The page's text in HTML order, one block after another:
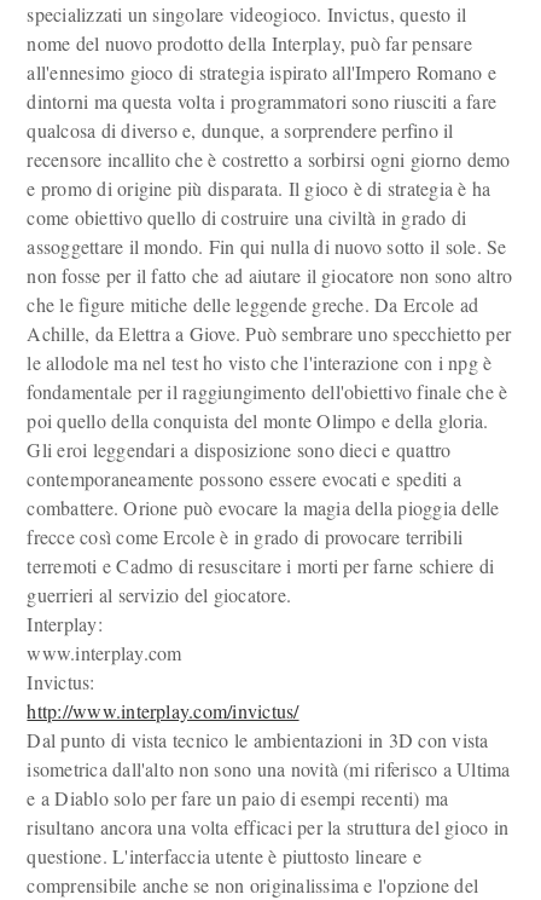
specializzati un singolare videogioco. Invictus, questo il
nome del nuovo prodotto della Interplay, può far pensare
all'ennesimo gioco di strategia ispirato all'Impero Romano e
dintorni ma questa volta i programmatori sono riusciti a fare
qualcosa di diverso e, dunque, a sorprendere perfino il
recensore incallito che è costretto a sorbirsi ogni giorno demo
e promo di origine più disparata. Il gioco è di strategia è ha
come obiettivo quello di costruire una civiltà in grado di
assoggettare il mondo. Fin qui nulla di nuovo sotto il sole. Se
non fosse per il fatto che ad aiutare il giocatore non sono altro
che le figure mitiche delle leggende greche. Da Ercole ad
Achille, da Elettra a Giove. Può sembrare uno specchietto per
le allodole ma nel test ho visto che l'interazione con i npg è
fondamentale per il raggiungimento dell'obiettivo finale che è
poi quello della conquista del monte Olimpo e della gloria.
Gli eroi leggendari a disposizione sono dieci e quattro
contemporaneamente possono essere evocati e spediti a
combattere. Orione può evocare la magia della pioggia delle
frecce così come Ercole è in grado di provocare terribili
terremoti e Cadmo di resuscitare i morti per farne schiere di
guerrieri al servizio del giocatore.
Interplay:
www.interplay.com
Invictus:
http://www.interplay.com/invictus/
Dal punto di vista tecnico le ambientazioni in 3D con vista
isometrica dall'alto non sono una novità (mi riferisco a Ultima
e a Diablo solo per fare un paio di esempi recenti) ma
risultano ancora una volta efficaci per la struttura del gioco in
questione. L'interfaccia utente è piuttosto lineare e
comprensibile anche se non originalissima e l'opzione del